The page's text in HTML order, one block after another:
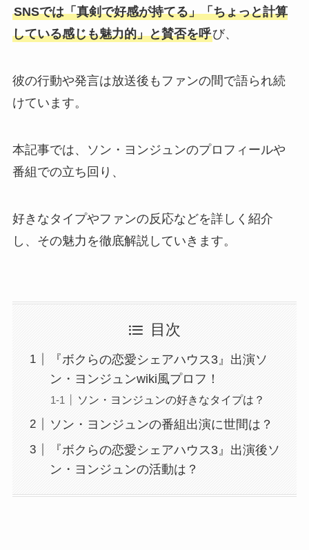
SNSでは「真剣で好感が持てる」「ちょっと計算
している感じも魅力的」と賛否を呼び、
彼の行動や発言は放送後もファンの間で語られ続
けています。
本記事では、ソン・ヨンジュンのプロフィールや
番組での立ち回り、
好きなタイプやファンの反応などを詳しく紹介
し、その魅力を徹底解説していきます。
目次
『ボクらの恋愛シェアハウス3』出演ソ
ン・ヨンジュンwiki風プロフ！
ソン・ヨンジュンの好きなタイプは？
ソン・ヨンジュンの番組出演に世間は？
『ボクらの恋愛シェアハウス3』出演後ソ
ン・ヨンジュンの活動は？